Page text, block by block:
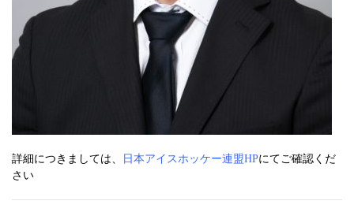
詳細につきましては、 日本アイスホッケー連盟HPにてご確認くだ
さい